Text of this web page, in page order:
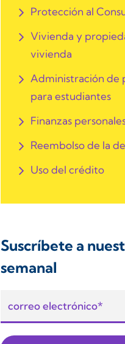
Protección al
Vivienda y
vivienda
Administración de
para estudiantes
Finanzas
Reembolso de la
Uso del crédito
Suscríbete a
semanal